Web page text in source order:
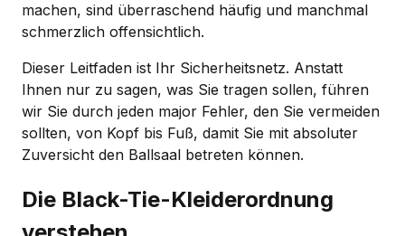
machen, sind überraschend häufig und manchmal
schmerzlich offensichtlich.
Dieser Leitfaden ist Ihr Sicherheitsnetz. Anstatt
Ihnen nur zu sagen, was Sie tragen sollen, führen
wir Sie durch jeden major Fehler, den Sie vermeiden
sollten, von Kopf bis Fuß, damit Sie mit absoluter
Zuversicht den Ballsaal betreten können.
Die Black-Tie-Kleiderordnung